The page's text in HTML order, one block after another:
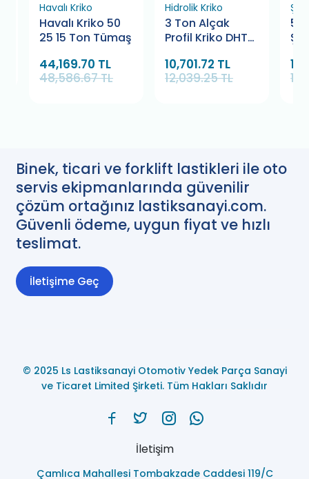
Havalı Kriko
Havalı Kriko 50
25 15 Ton Tümaş
44,169.70 TL
48,586.67 TL
Hidrolik Kriko
3 Ton Alçak
Profil Kriko DHT
10,701.72 TL
12,039.25 TL
Binek, ticari ve forklift lastikleri ile oto
servis ekipmanlarında güvenilir
çözüm ortağınız lastiksanayi.com.
Güvenli ödeme, uygun fiyat ve hızlı
teslimat.
İletişime Geç
© 2025 Ls Lastiksanayi Otomotiv Yedek Parça Sanayi
ve Ticaret Limited Şirketi. Tüm Hakları Saklıdır
İletişim
Çamlıca Mahallesi Tombakzade Caddesi 119/C